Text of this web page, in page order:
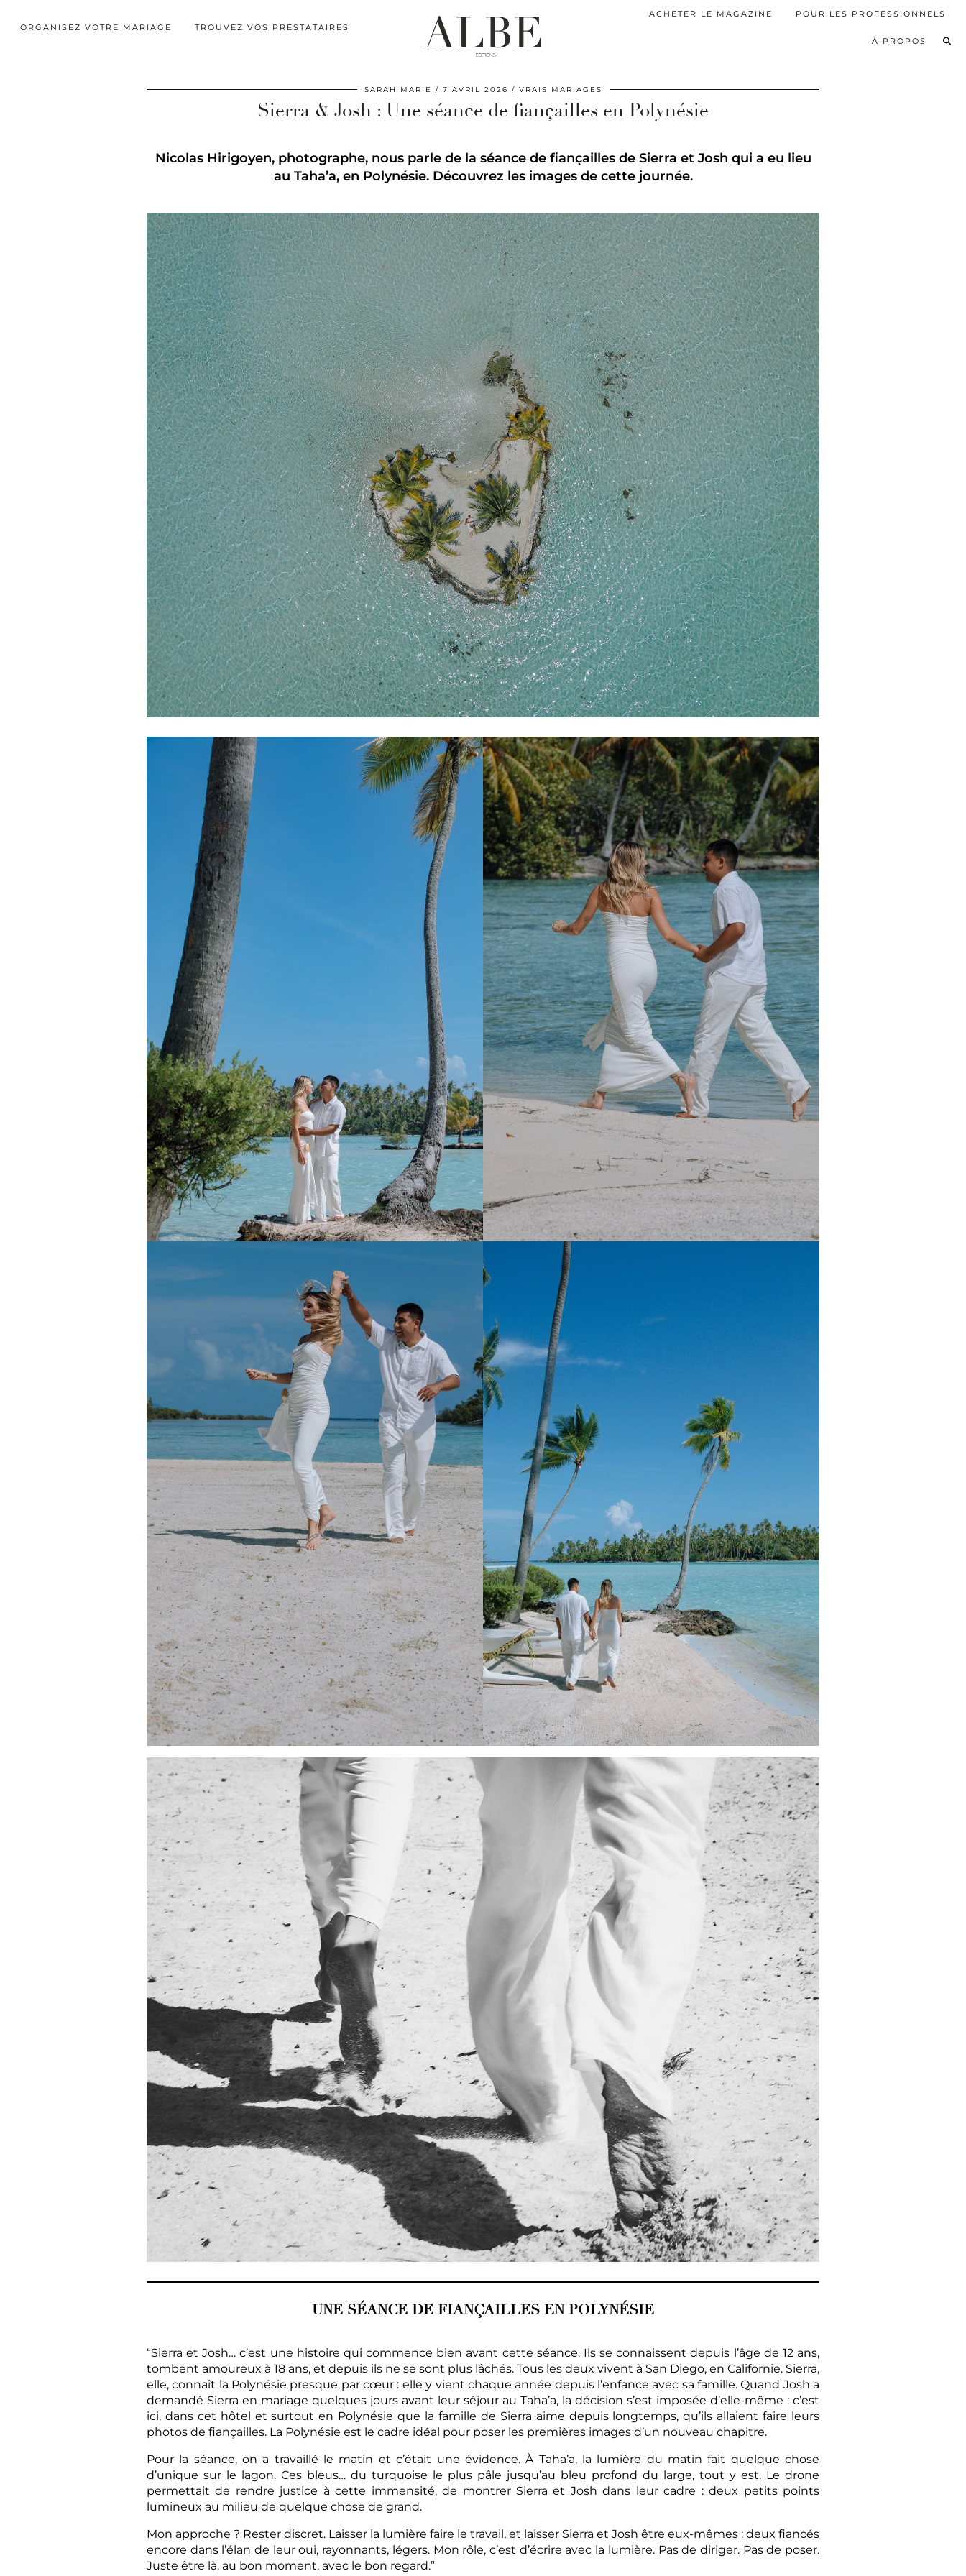
ORGANISEZ VOTRE MARIAGE TROUVEZ VOS PRESTATAIRES
ACHETER LE MAGAZINE POUR LES PROFESSIONNELS
À PROPOS
SARAH MARIE 7 AVRIL 2026 VRAIS MARIAGES
Sierra & Josh : Une séance de fiançailles en Polynésie
Nicolas Hirigoyen, photographe, nous parle de la séance de fiançailles de Sierra et Josh qui a eu lieu
au Taha’a, en Polynésie. Découvrez les images de cette journée.
UNE SÉANCE DE FIANÇAILLES EN POLYNÉSIE
“Sierra et Josh… c’est une histoire qui commence bien avant cette séance. Ils se connaissent depuis l’âge de 12 ans,
tombent amoureux à 18 ans, et depuis ils ne se sont plus lâchés. Tous les deux vivent à San Diego, en Californie. Sierra,
elle, connaît la Polynésie presque par cœur : elle y vient chaque année depuis l’enfance avec sa famille. Quand Josh a
demandé Sierra en mariage quelques jours avant leur séjour au Taha’a, la décision s’est imposée d’elle-même : c’est
ici, dans cet hôtel et surtout en Polynésie que la famille de Sierra aime depuis longtemps, qu’ils allaient faire leurs
photos de fiançailles. La Polynésie est le cadre idéal pour poser les premières images d’un nouveau chapitre.
Pour la séance, on a travaillé le matin et c’était une évidence. À Taha’a, la lumière du matin fait quelque chose
d’unique sur le lagon. Ces bleus… du turquoise le plus pâle jusqu’au bleu profond du large, tout y est. Le drone
permettait de rendre justice à cette immensité, de montrer Sierra et Josh dans leur cadre : deux petits points
lumineux au milieu de quelque chose de grand.
Mon approche ? Rester discret. Laisser la lumière faire le travail, et laisser Sierra et Josh être eux-mêmes : deux fiancés
encore dans l’élan de leur oui, rayonnants, légers. Mon rôle, c’est d’écrire avec la lumière. Pas de diriger. Pas de poser.
Juste être là, au bon moment, avec le bon regard.”